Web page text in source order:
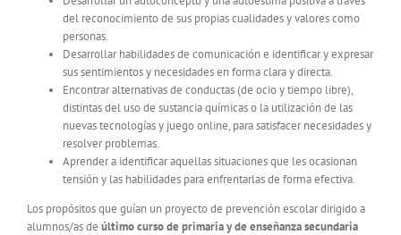
del reconocimiento de sus propias cualidades y valores como
personas.
Desarrollar habilidades de comunicación e identificar y expresar
sus sentimientos y necesidades en forma clara y directa.
Encontrar alternativas de conductas (de ocio y tiempo libre),
distintas del uso de sustancia químicas o la utilización de las
nuevas tecnologías y juego online, para satisfacer necesidades y
resolver problemas.
Aprender a identificar aquellas situaciones que les ocasionan
tensión y las habilidades para enfrentarlas de forma efectiva.
Los propósitos que guían un proyecto de prevención escolar dirigido a
alumnos/as de último curso de primaria y de enseñanza secundaria